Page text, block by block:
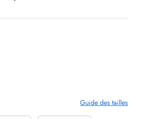
Guide des tailles